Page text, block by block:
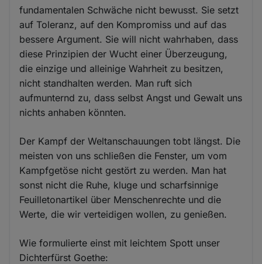
fundamentalen Schwäche nicht bewusst. Sie setzt
auf Toleranz, auf den Kompromiss und auf das
bessere Argument. Sie will nicht wahrhaben, dass
diese Prinzipien der Wucht einer Überzeugung,
die einzige und alleinige Wahrheit zu besitzen,
nicht standhalten werden. Man ruft sich
aufmunternd zu, dass selbst Angst und Gewalt uns
nichts anhaben könnten.
Der Kampf der Weltanschauungen tobt längst. Die
meisten von uns schließen die Fenster, um vom
Kampfgetöse nicht gestört zu werden. Man hat
sonst nicht die Ruhe, kluge und scharfsinnige
Feuilletonartikel über Menschenrechte und die
Werte, die wir verteidigen wollen, zu genießen.
Wie formulierte einst mit leichtem Spott unser
Dichterfürst Goethe: